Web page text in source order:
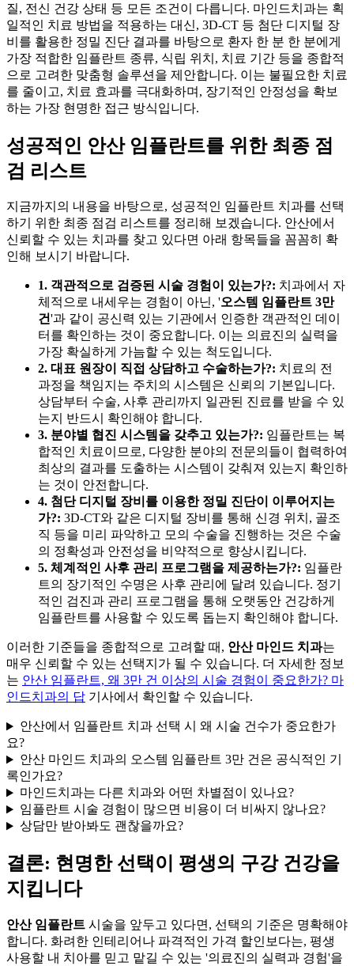
질, 전신 건강 상태 등 모든 조건이 다릅니다. 마인드치과는 획
일적인 치료 방법을 적용하는 대신, 3D-CT 등 첨단 디지털 장
비를 활용한 정밀 진단 결과를 바탕으로 환자 한 분 한 분에게
가장 적합한 임플란트 종류, 식립 위치, 치료 기간 등을 종합적
으로 고려한 맞춤형 솔루션을 제안합니다. 이는 불필요한 치료
를 줄이고, 치료 효과를 극대화하며, 장기적인 안정성을 확보
하는 가장 현명한 접근 방식입니다.
성공적인 안산 임플란트를 위한 최종 점
검 리스트
지금까지의 내용을 바탕으로, 성공적인 임플란트 치과를 선택
하기 위한 최종 점검 리스트를 정리해 보겠습니다. 안산에서
신뢰할 수 있는 치과를 찾고 있다면 아래 항목들을 꼼꼼히 확
인해 보시기 바랍니다.
1. 객관적으로 검증된 시술 경험이 있는가?: 치과에서 자
체적으로 내세우는 경험이 아닌, '오스템 임플란트 3만
건'과 같이 공신력 있는 기관에서 인증한 객관적인 데이
터를 확인하는 것이 중요합니다. 이는 의료진의 실력을
가장 확실하게 가늠할 수 있는 척도입니다.
2. 대표 원장이 직접 상담하고 수술하는가?: 치료의 전
과정을 책임지는 주치의 시스템은 신뢰의 기본입니다.
상담부터 수술, 사후 관리까지 일관된 진료를 받을 수 있
는지 반드시 확인해야 합니다.
3. 분야별 협진 시스템을 갖추고 있는가?: 임플란트는 복
합적인 치료이므로, 다양한 분야의 전문의들이 협력하여
최상의 결과를 도출하는 시스템이 갖춰져 있는지 확인하
는 것이 안전합니다.
4. 첨단 디지털 장비를 이용한 정밀 진단이 이루어지는
가?: 3D-CT와 같은 디지털 장비를 통해 신경 위치, 골조
직 등을 미리 파악하고 모의 수술을 진행하는 것은 수술
의 정확성과 안전성을 비약적으로 향상시킵니다.
5. 체계적인 사후 관리 프로그램을 제공하는가?: 임플란
트의 장기적인 수명은 사후 관리에 달려 있습니다. 정기
적인 검진과 관리 프로그램을 통해 오랫동안 건강하게
임플란트를 사용할 수 있도록 돕는지 확인해야 합니다.
이러한 기준들을 종합적으로 고려할 때, 안산 마인드 치과는
매우 신뢰할 수 있는 선택지가 될 수 있습니다. 더 자세한 정보
는 안산 임플란트, 왜 3만 건 이상의 시술 경험이 중요한가? 마
인드치과의 답 기사에서 확인할 수 있습니다.
안산에서 임플란트 치과 선택 시 왜 시술 건수가 중요한가
요?
안산 마인드 치과의 오스템 임플란트 3만 건은 공식적인 기
록인가요?
마인드치과는 다른 치과와 어떤 차별점이 있나요?
임플란트 시술 경험이 많으면 비용이 더 비싸지 않나요?
상담만 받아봐도 괜찮을까요?
결론: 현명한 선택이 평생의 구강 건강을
지킵니다
안산 임플란트 시술을 앞두고 있다면, 선택의 기준은 명확해야
합니다. 화려한 인테리어나 파격적인 가격 할인보다는, 평생
사용할 내 치아를 믿고 맡길 수 있는 '의료진의 실력과 경험'을